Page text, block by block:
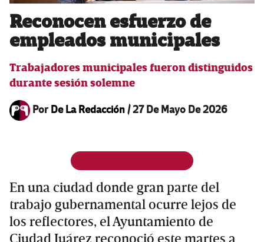
Reconocen esfuerzo de
empleados municipales
Trabajadores municipales fueron distinguidos
durante sesión solemne
PorDe La Redacción/27 De Mayo De 2026
En una ciudad donde gran parte del
trabajo gubernamental ocurre lejos de
los reflectores, el Ayuntamiento de